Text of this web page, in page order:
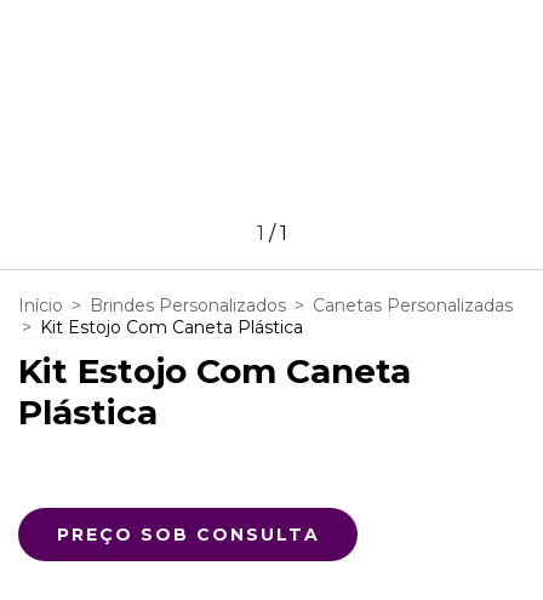
1 /1
Início > Brindes Personalizados > Canetas Personalizadas
> Kit Estojo Com Caneta Plástica
Kit Estojo Com Caneta
Plástica